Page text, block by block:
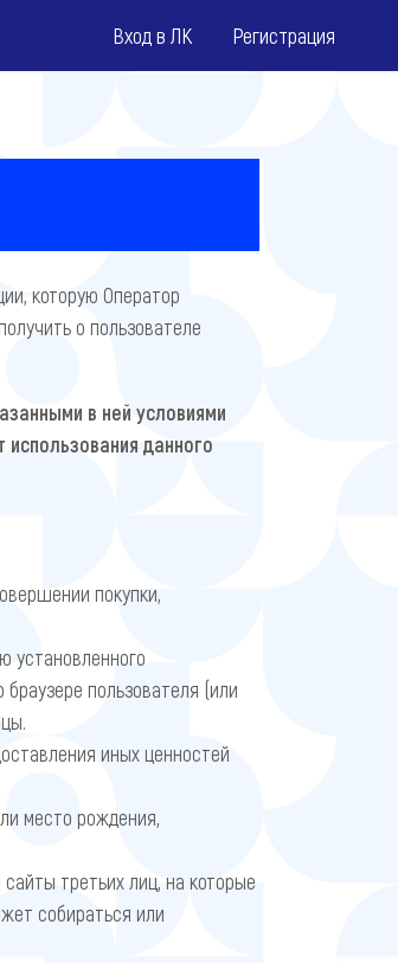
Вход в ЛК Регистрация
которую Оператор
о пользователе
в ней условиями
данного
покупки,
установленного
пользователя (или
иных ценностей
место рождения,
третьих лиц, на которые
собираться или